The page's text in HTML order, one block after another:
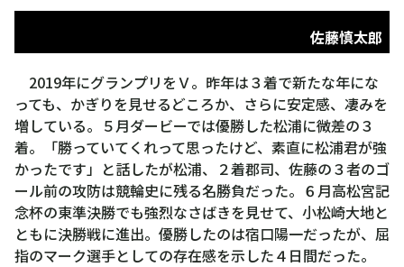
佐藤慎太郎
2019年にグランプリをＶ。昨年は３着で新たな年にな
っても、かぎりを見せるどころか、さらに安定感、凄みを
増している。５月ダービーでは優勝した松浦に微差の３
着。「勝っていてくれって思ったけど、素直に松浦君が強
かったです」と話したが松浦、２着郡司、佐藤の３者のゴ
ール前の攻防は競輪史に残る名勝負だった。６月高松宮記
念杯の東準決勝でも強烈なさばきを見せて、小松崎大地と
ともに決勝戦に進出。優勝したのは宿口陽一だったが、屈
指のマーク選手としての存在感を示した４日間だった。